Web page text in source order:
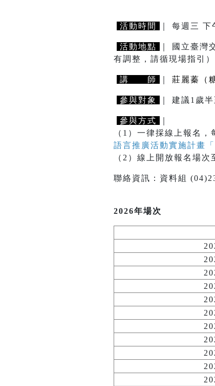
活動時間 ｜ 每週三
活動地點 ｜ 國立臺灣
有調整，請循現場指引）
講 師 莊麗蓁（
參與對象 ｜ 建議1歲
參與方式
（1）一律採線上報名
語言推廣活動實施計畫
（2）線上開放報名場
聯絡資訊：資料組
2026年場次